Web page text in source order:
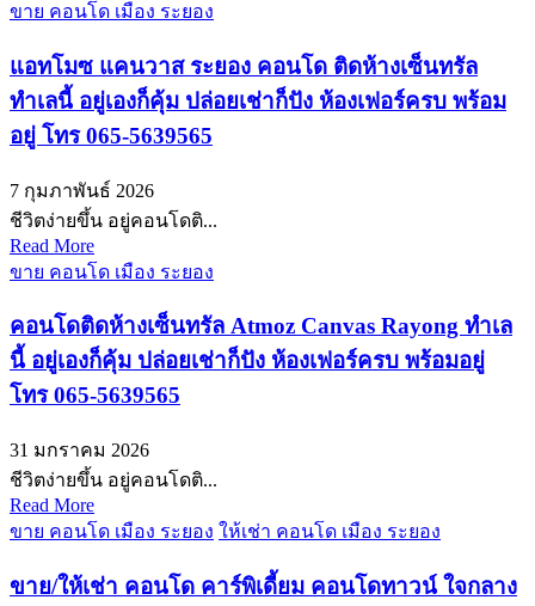
ขาย คอนโด เมือง ระยอง
แอทโมซ แคนวาส ระยอง คอนโด ติดห้างเซ็นทรัล
ทำเลนี้ อยู่เองก็คุ้ม ปล่อยเช่าก็ปัง ห้องเฟอร์ครบ พร้อม
อยู่ โทร 065-5639565
7 กุมภาพันธ์ 2026
ชีวิตง่ายขึ้น อยู่คอนโดติ...
Read More
ขาย คอนโด เมือง ระยอง
คอนโดติดห้างเซ็นทรัล Atmoz Canvas Rayong ทำเล
นี้ อยู่เองก็คุ้ม ปล่อยเช่าก็ปัง ห้องเฟอร์ครบ พร้อมอยู่
โทร 065-5639565
31 มกราคม 2026
ชีวิตง่ายขึ้น อยู่คอนโดติ...
Read More
ขาย คอนโด เมือง ระยอง ให้เช่า คอนโด เมือง ระยอง
ขาย/ให้เช่า คอนโด คาร์พิเดี้ยม คอนโดทาวน์ ใจกลาง